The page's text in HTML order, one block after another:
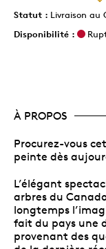
Statut : Livraison au
Disponibilité :
À PROPOS
Procurez-vous
peinte dès
L’élégant
arbres du
longtemps
fait du pays une
provenant des